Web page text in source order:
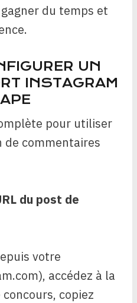
du temps et
UN
INSTAGRAM
pour utiliser
de commentaires
du post de
votre
accédez à la
copiez